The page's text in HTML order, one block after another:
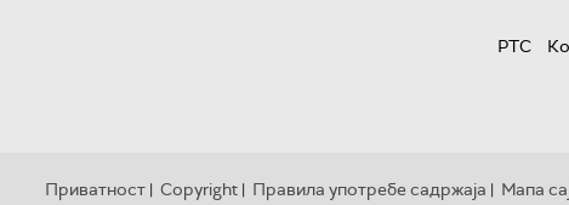
РТС
Приватност | Copyright | Правила употребе садржаја | Мапа